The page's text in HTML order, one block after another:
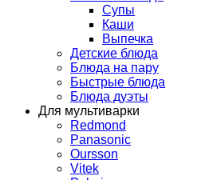
Супы
Каши
Выпечка
Детские блюда
Блюда на пару
Быстрые блюда
Блюда дуэты
Для мультиварки
Redmond
Panasonic
Oursson
Vitek